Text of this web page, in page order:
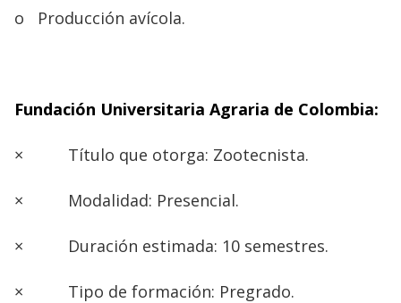
o Producción avícola.
Fundación Universitaria Agraria de Colombia:
× Título que otorga: Zootecnista.
× Modalidad: Presencial.
× Duración estimada: 10 semestres.
× Tipo de formación: Pregrado.